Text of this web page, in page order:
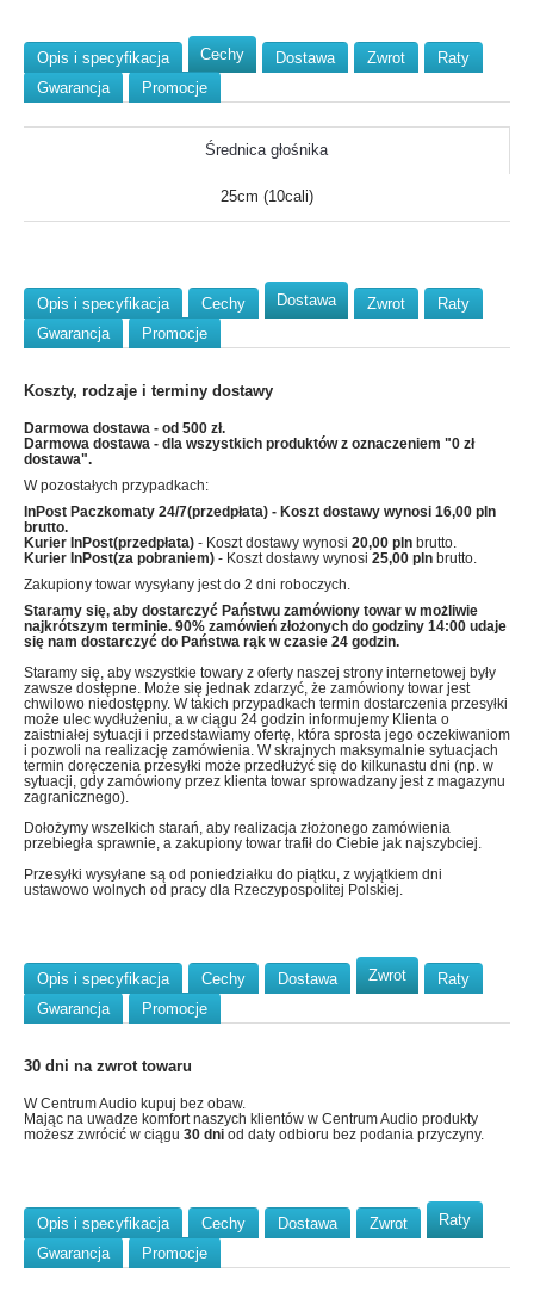
Opis i specyfikacja Cechy Dostawa Zwrot
Raty
Gwarancja
Promocje
Średnica głośnika
25cm (10cali)
Opis i specyfikacja Cechy Dostawa Zwrot
Raty
Gwarancja
Promocje
Koszty, rodzaje i terminy dostawy
Darmowa dostawa - od 500 zł.
Darmowa dostawa - dla wszystkich produktów z oznaczeniem "0 zł
dostawa".
W pozostałych przypadkach:
InPost Paczkomaty 24/7(przedpłata) - Koszt dostawy wynosi 16,00 pln
brutto.
Kurier InPost(przedpłata) - Koszt dostawy wynosi 20,00 pln brutto.
Kurier InPost(za pobraniem) - Koszt dostawy wynosi 25,00 pln brutto.
Zakupiony towar wysyłany jest do 2 dni roboczych.
Staramy się, aby dostarczyć Państwu zamówiony towar w możliwie
najkrótszym terminie. 90% zamówień złożonych do godziny 14:00 udaje
się nam dostarczyć do Państwa rąk w czasie 24 godzin.
Staramy się, aby wszystkie towary z oferty naszej strony internetowej były
zawsze dostępne. Może się jednak zdarzyć, że zamówiony towar jest
chwilowo niedostępny. W takich przypadkach termin dostarczenia przesyłki
może ulec wydłużeniu, a w ciągu 24 godzin informujemy Klienta o
zaistniałej sytuacji i przedstawiamy ofertę, która sprosta jego oczekiwaniom
i pozwoli na realizację zamówienia. W skrajnych maksymalnie sytuacjach
termin doręczenia przesyłki może przedłużyć się do kilkunastu dni (np. w
sytuacji, gdy zamówiony przez klienta towar sprowadzany jest z magazynu
zagranicznego).
Dołożymy wszelkich starań, aby realizacja złożonego zamówienia
przebiegła sprawnie, a zakupiony towar trafił do Ciebie jak najszybciej.
Przesyłki wysyłane są od poniedziałku do piątku, z wyjątkiem dni
ustawowo wolnych od pracy dla Rzeczypospolitej Polskiej.
Opis i specyfikacja Cechy Dostawa Zwrot
Raty
Gwarancja
Promocje
30 dni na zwrot towaru
W Centrum Audio kupuj bez obaw.
Mając na uwadze komfort naszych klientów w Centrum Audio produkty
możesz zwrócić w ciągu 30 dni od daty odbioru bez podania przyczyny.
Opis i specyfikacja Cechy Dostawa Zwrot
Raty
Gwarancja
Promocje